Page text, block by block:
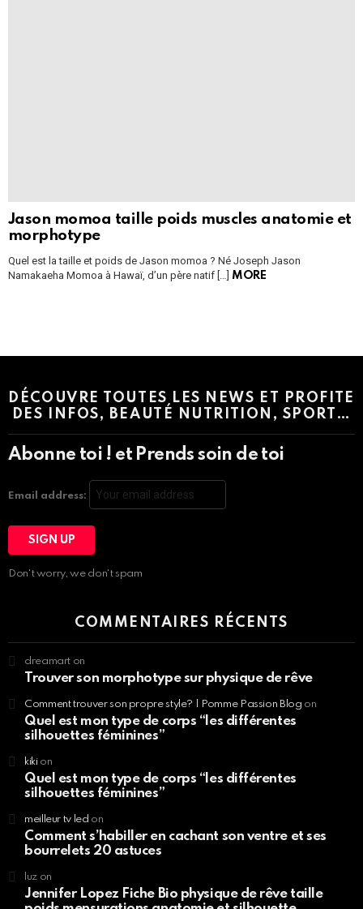
Jason momoa taille poids muscles anatomie et
morphotype
Quel est la taille et poids de Jason momoa ? Né Joseph Jason
Namakaeha Momoa à Hawaï, d’un père natif […] MORE
DÉCOUVRE TOUTES LES NEWS ET PROFITE
DES INFOS, BEAUTÉ NUTRITION, SPORT…
Abonne toi ! et Prends soin de toi
Email address:
Don't worry, we don't spam
COMMENTAIRES RÉCENTS
dreamart on
Trouver son morphotype sur physique de rêve
Comment trouver son propre style? | Pomme Passion Blog on
Quel est mon type de corps “les différentes
silhouettes féminines”
kikion
Quel est mon type de corps “les différentes
silhouettes féminines”
meilleur tv led on
Comment s’habiller en cachant son ventre et ses
bourrelets 20 astuces
luzon
Jennifer Lopez Fiche Bio physique de rêve taille